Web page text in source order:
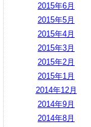
2015年6月
2015年5月
2015年4月
2015年3月
2015年2月
2015年1月
2014年12月
2014年9月
2014年8月